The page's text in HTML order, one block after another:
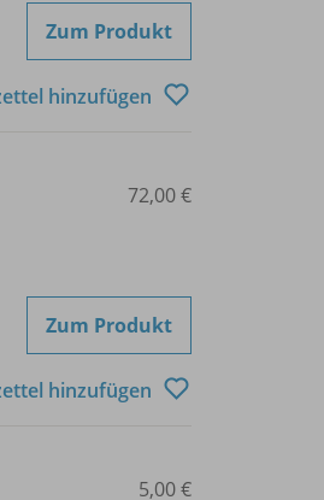
Zum Produkt
hinzufügen
72,00 €
Zum Produkt
hinzufügen
5,00 €